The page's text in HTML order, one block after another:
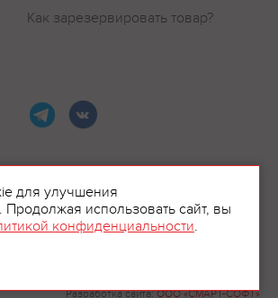
Разработка сайта:ООО «СМАРТ-СОФТ»
Как зарезервировать товар?
для улучшения
Продолжая использовать сайт, вы
конфиденциальности.